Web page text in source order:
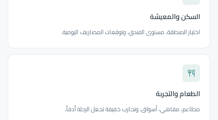
السكن والمعيشة
اختيار المنطقة، مستوى الفندق، وتوقعات المصاريف اليومية.
الطعام والتجربة
مطاعم، مقاهي، أسواق، وتجارب خفيفة تجعل الرحلة أدفأ.